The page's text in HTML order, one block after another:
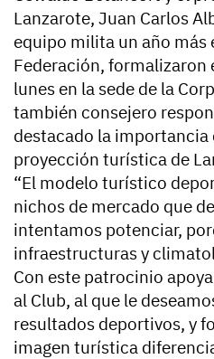
Lanzarote, Juan Carlos
equipo milita un año más
Federación, formalizaron
lunes en la sede de la
también consejero
destacado la importancia
proyección turística de
“El modelo turístico
nichos de mercado que
intentamos potenciar,
infraestructuras y
Con este patrocinio
al Club, al que le
resultados deportivos, y
imagen turística